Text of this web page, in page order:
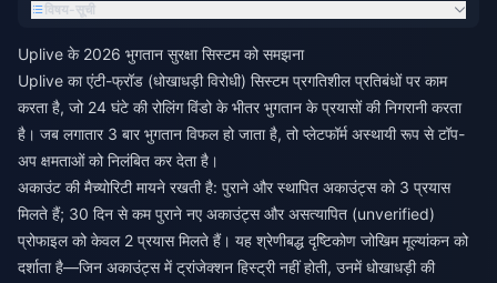
विषय-सूची
Uplive के 2026 भुगतान सुरक्षा सिस्टम को समझना
Uplive का एंटी-फ्रॉड (धोखाधड़ी विरोधी) सिस्टम प्रगतिशील प्रतिबंधों पर काम
करता है, जो 24 घंटे की रोलिंग विंडो के भीतर भुगतान के प्रयासों की निगरानी करता
है। जब लगातार 3 बार भुगतान विफल हो जाता है, तो प्लेटफॉर्म अस्थायी रूप से टॉप-
अप क्षमताओं को निलंबित कर देता है।
अकाउंट की मैच्योरिटी मायने रखती है: पुराने और स्थापित अकाउंट्स को 3 प्रयास
मिलते हैं; 30 दिन से कम पुराने नए अकाउंट्स और असत्यापित (unverified)
प्रोफाइल को केवल 2 प्रयास मिलते हैं। यह श्रेणीबद्ध दृष्टिकोण जोखिम मूल्यांकन को
दर्शाता है—जिन अकाउंट्स में ट्रांजेक्शन हिस्ट्री नहीं होती, उनमें धोखाधड़ी की